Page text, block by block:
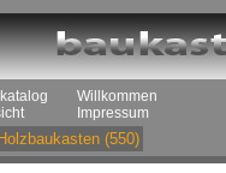
Willkommen
Impressum
Holzbaukasten (550)